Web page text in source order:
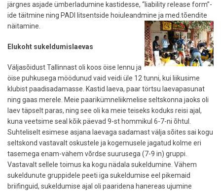
järgnes asjade ümberladumine kastidesse, “liability release form”-
ide täitmine ning PADI litsentside hoiuleandmine ja med.tõendite
näitamine.
Elukoht sukeldumislaevas
Väljasõidust Tallinnast oli koos öise lennu ja
öise puhkusega möödunud vaid veidi üle 12 tunni, kui liikusime
klubist paadisadamasse. Kastid laeva, paar törtsu laevapasunat
ning gaas merele. Meie paarikümneliikmelise seltskonna jaoks oli
laev täpselt paras, ning see oli ka meie teiseks koduks reisi ajal,
kuna veetsime seal kõik päevad 9-st hommikul 6-7-ni õhtul.
Suhteliselt esimese asjana laevaga sadamast välja sõites sai kogu
seltskond vastavalt oskustele ja kogemusele jagatud kolme eri
tasemega enam-vähem võrdse suurusega (7-9 in) gruppi.
Vastavalt sellele toimus ka kogu nädala sukeldumine. Vähem
sukeldunute gruppidele peeti iga sukeldumise eel pikemaid
briifinguid, sukeldumise ajal oli paaridena hanereas ujumine